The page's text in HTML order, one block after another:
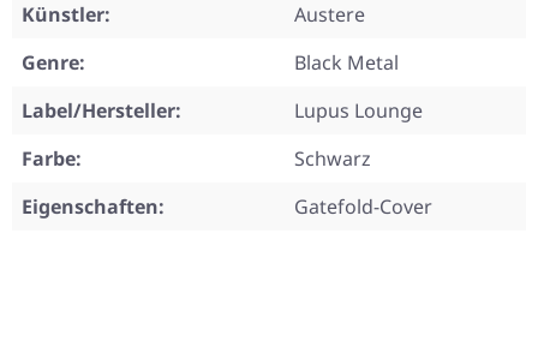
Künstler:
Austere
Genre:
Black Metal
Label/Hersteller:
Lupus Lounge
Farbe:
Schwarz
Eigenschaften:
Gatefold-Cover